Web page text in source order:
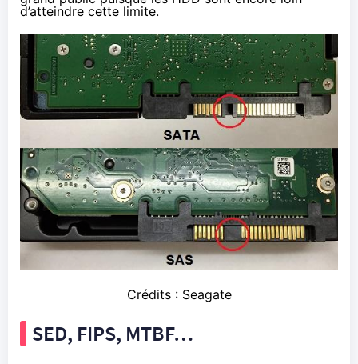
d’atteindre cette limite.
Crédits : Seagate
SED, FIPS, MTBF…